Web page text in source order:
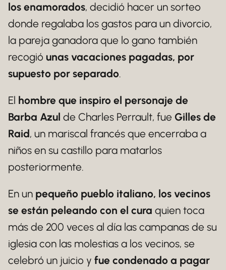
los enamorados, decidió hacer un sorteo
donde regalaba los gastos para un divorcio,
la pareja ganadora que lo gano también
recogió unas vacaciones pagadas, por
supuesto por separado.
El hombre que inspiro el personaje de
Barba Azul de Charles Perrault, fue Gilles de
Raid, un mariscal francés que encerraba a
niños en su castillo para matarlos
posteriormente.
En un pequeño pueblo italiano, los vecinos
se están peleando con el cura quien toca
más de 200 veces al día las campanas de su
iglesia con las molestias a los vecinos, se
celebró un juicio y fue condenado a pagar